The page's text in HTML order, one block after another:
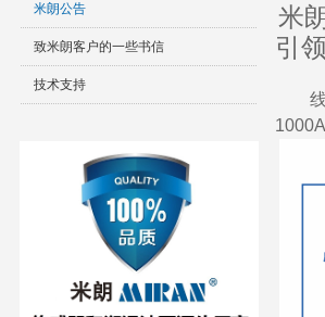
米朗公告
致米朗客户的一些书信
技术支持
米朗
引